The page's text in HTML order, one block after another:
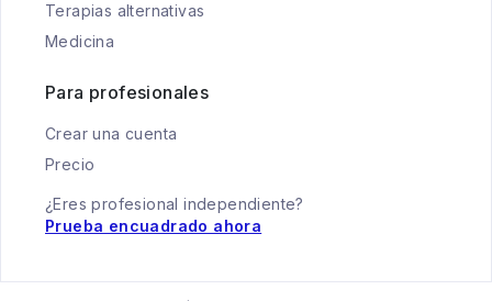
Terapias alternativas
Medicina
Para profesionales
Crear una cuenta
Precio
¿Eres profesional independiente?
Prueba encuadrado ahora